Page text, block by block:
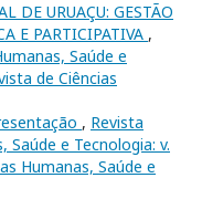
DE URUAÇU: GESTÃO
E PARTICIPATIVA ,
Saúde e
de Ciências
, Revista
Saúde e Tecnologia: v.
Humanas, Saúde e